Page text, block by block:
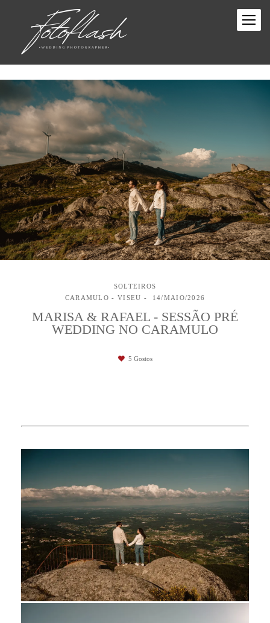
SOLTEIROS
CARAMULO - VISEU
14/MAIO/2026
MARISA & RAFAEL - SESSÃO PRÉ
WEDDING NO CARAMULO
5 Gostos